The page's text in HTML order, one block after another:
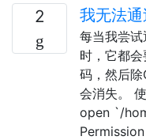
2 我无法
每当我尝
时，它都
码，然后
会消失。
open `/